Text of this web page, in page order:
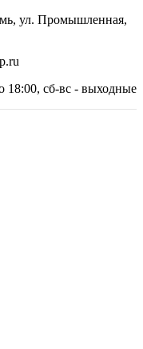
ул. Промышленная,
18:00, сб-вс - выходные